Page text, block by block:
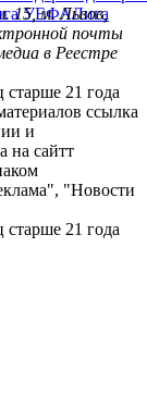
УЕФАЛига
15, м. Львов,
почты
в Реестре
21 года
ссылка
и
на сайтт
"Новости
21 года